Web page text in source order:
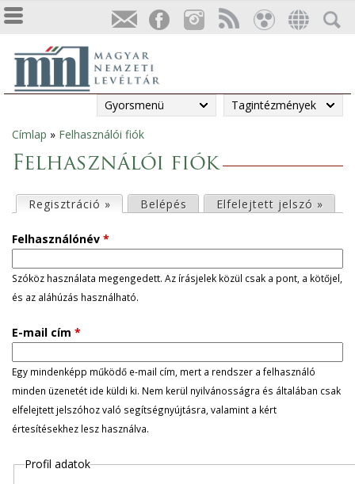
Gyorsmenü Tagintézmények
Jelenlegi
hely
Címlap » Felhasználói fiók
Felhasználói fiók
l
s
ő
d
l
e
g
e
Regisztráció » (aktív fül)
Belépés Elfelejtett jelszó »
Felhasználónév *
Szóköz használata megengedett. Az írásjelek közül csak a pont, a kötőjel,
és az aláhúzás használható.
E-mail cím *
Egy mindenképp működő e-mail cím, mert a rendszer a felhasználó
minden üzenetét ide küldi ki. Nem kerül nyilvánosságra és általában csak
elfelejtett jelszóhoz való segítségnyújtásra, valamint a kért
értesítésekhez lesz használva.
Profil adatok